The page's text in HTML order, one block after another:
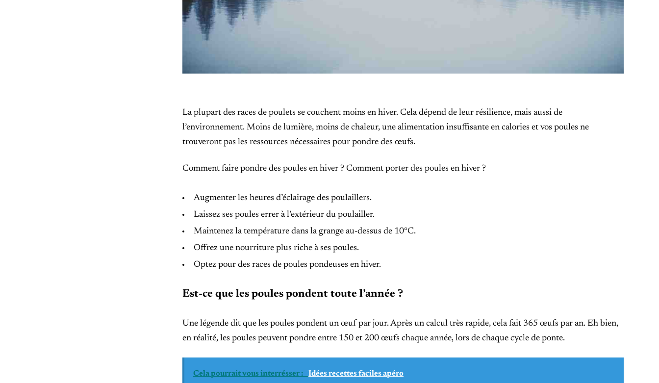
La plupart des races de poulets se couchent moins en hiver. Cela dépend de leur résilience, mais aussi de
l’environnement. Moins de lumière, moins de chaleur, une alimentation insuffisante en calories et vos poules ne
trouveront pas les ressources nécessaires pour pondre des œufs.
Comment faire pondre des poules en hiver ? Comment porter des poules en hiver ?
Augmenter les heures d’éclairage des poulaillers.
Laissez ses poules errer à l’extérieur du poulailler.
Maintenez la température dans la grange au-dessus de 10°C.
Offrez une nourriture plus riche à ses poules.
Optez pour des races de poules pondeuses en hiver.
Est-ce que les poules pondent toute l’année ?
Une légende dit que les poules pondent un œuf par jour. Après un calcul très rapide, cela fait 365 œufs par an. Eh bien,
en réalité, les poules peuvent pondre entre 150 et 200 œufs chaque année, lors de chaque cycle de ponte.
Cela pourrait vous interrésser : Idées recettes faciles apéro